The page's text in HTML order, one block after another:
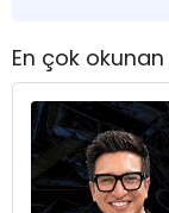
En çok